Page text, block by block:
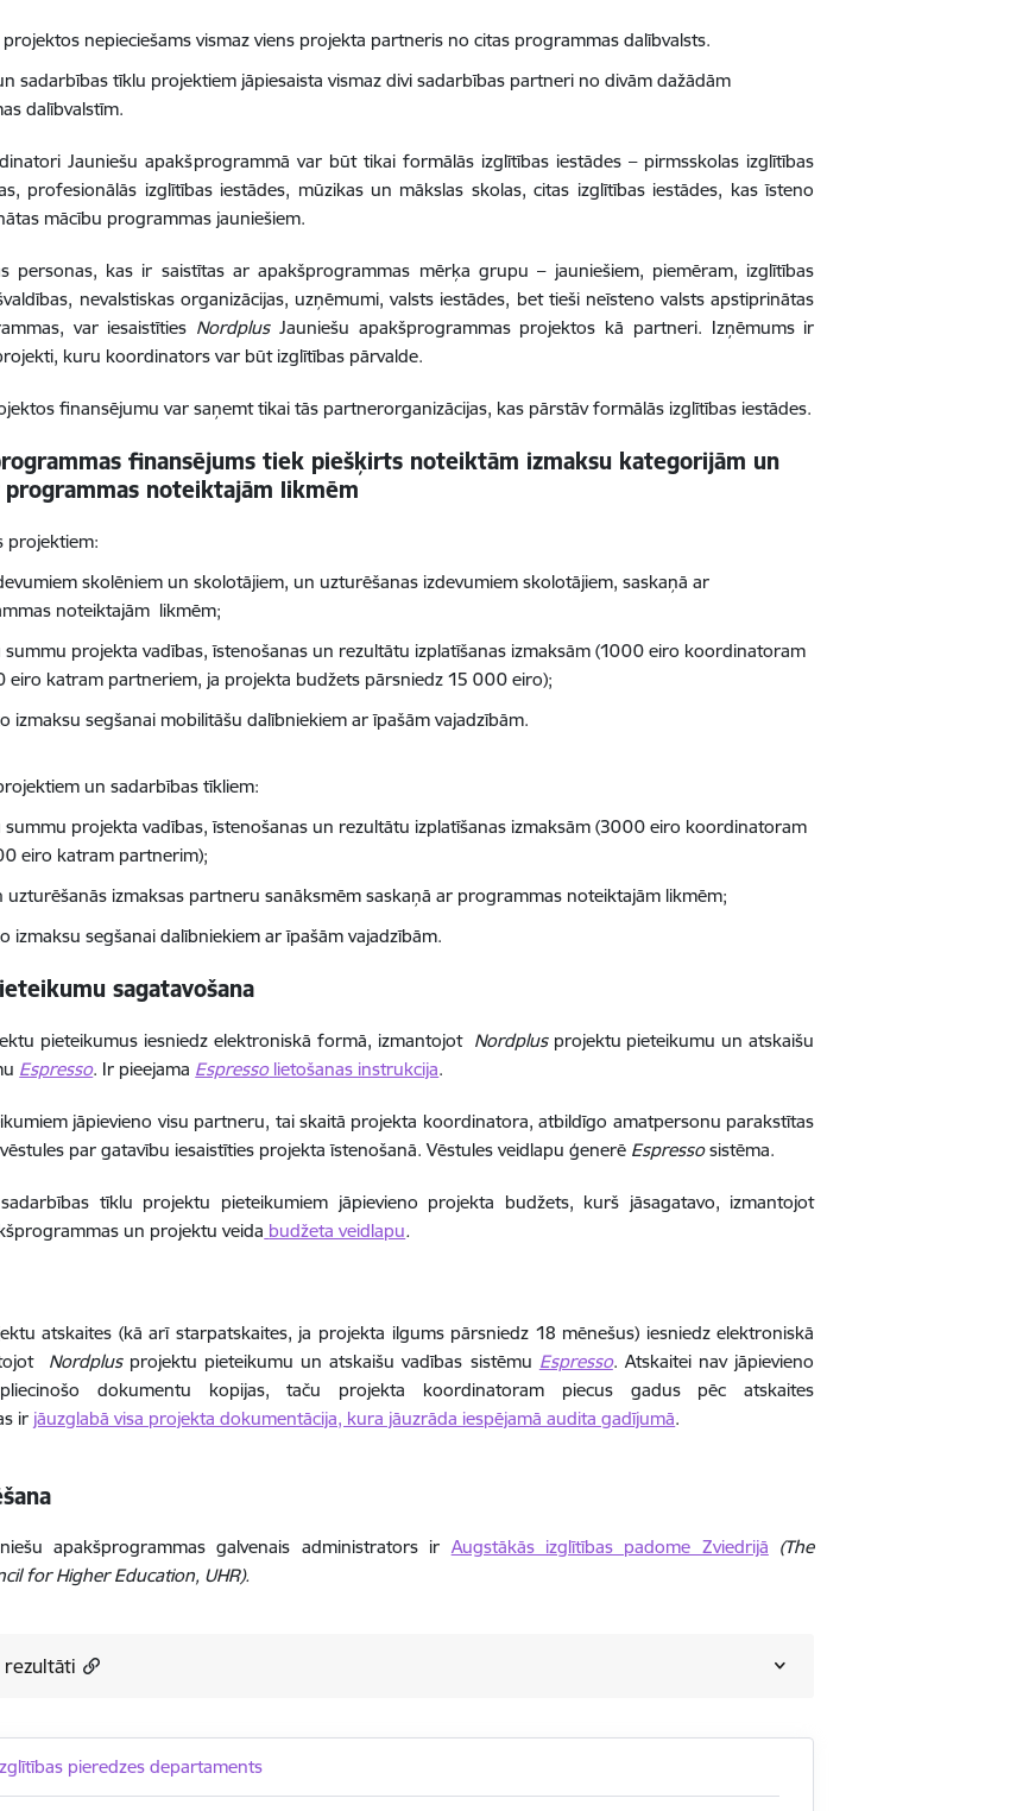
nepieciešams vismaz viens projekta partneris no citas programmas dalībvalsts.
sadarbības tīklu projektiem jāpiesaista vismaz divi sadarbības partneri no divām dažādām
dalībvalstīm.
Jauniešu apakšprogrammā var būt tikai formālās izglītības iestādes – pirmsskolas izglītības
profesionālās izglītības iestādes, mūzikas un mākslas skolas, citas izglītības iestādes, kas īsteno
mācību programmas jauniešiem.
personas, kas ir saistītas ar apakšprogrammas mērķa grupu – jauniešiem, piemēram, izglītības
nevalstiskas organizācijas, uzņēmumi, valsts iestādes, bet tieši neīsteno valsts apstiprinātas
var iesaistīties NordplusJauniešu apakšprogrammas projektos kā partneri. Izņēmums ir
kuru koordinators var būt izglītības pārvalde.
finansējumu var saņemt tikai tās partnerorganizācijas, kas pārstāv formālās izglītības iestādes.
finansējums tiek piešķirts noteiktām izmaksu kategorijām un
programmas noteiktajām likmēm
projektiem:
skolēniem un skolotājiem, un uzturēšanas izdevumiem skolotājiem, saskaņā ar
noteiktajām likmēm;
projekta vadības, īstenošanas un rezultātu izplatīšanas izmaksām(1000 eiro koordinatoram
eiro katram partneriem, ja projekta budžets pārsniedz 15 000 eiro);
izmaksu segšanai mobilitāšu dalībniekiem ar īpašām vajadzībām.
un sadarbības tīkliem:
projekta vadības, īstenošanas un rezultātu izplatīšanas izmaksām (3000 eiro koordinatoram
eiro katram partnerim);
uzturēšanās izmaksas partneru sanāksmēm saskaņā ar programmas noteiktajām likmēm;
izmaksu segšanai dalībniekiem ar īpašām vajadzībām.
sagatavošana
pieteikumus iesniedz elektroniskā formā, izmantojot Nordplus projektu pieteikumu un atskaišu
Espresso. Ir pieejama Espressolietošanas instrukcija.
jāpievieno visu partneru, tai skaitā projekta koordinatora, atbildīgo amatpersonu parakstītas
par gatavību iesaistīties projekta īstenošanā. Vēstules veidlapu ģenerē Espressosistēma.
tīklu projektu pieteikumiem jāpievieno projekta budžets, kurš jāsagatavo, izmantojot
un projektu veida budžeta veidlapu.
atskaites (kā arī starpatskaites, ja projekta ilgums pārsniedz 18 mēnešus) iesniedz elektroniskā
Nordplusprojektu pieteikumu un atskaišu vadības sistēmu Espresso. Atskaitei nav jāpievieno
dokumentu kopijas, taču projekta koordinatoram piecus gadus pēc atskaites
ir jāuzglabā visa projekta dokumentācija, kura jāuzrāda iespējamā audita gadījumā.
apakšprogrammas galvenais administrators ir Augstākās izglītības padome Zviedrijā (The
for Higher Education, UHR).
rezultāti
pieredzes departaments